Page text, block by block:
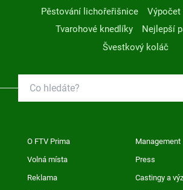
Pěstování lichořeřišnice
Výpočet
Tvarohové knedlíky
Nejlepší
Švestkový koláč
O FTV Prima Management
Volná místa Press
Reklama Castingy a